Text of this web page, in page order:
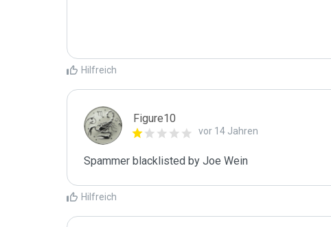
Hilfreich
Figure10
vor 14 Jahren
Spammer blacklisted by Joe Wein
Hilfreich